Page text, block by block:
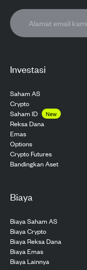
Investasi
Saham AS
Crypto
Saham ID
New
Reksa Dana
Emas
Options
Crypto Futures
Bandingkan Aset
Biaya
Biaya Saham AS
Biaya Crypto
Biaya Reksa Dana
Biaya Emas
Biaya Lainnya